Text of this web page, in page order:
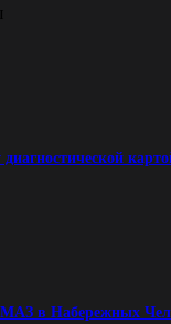
в Набережных